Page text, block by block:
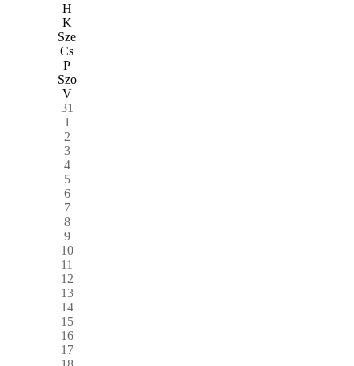
H
K
Sze
Cs
P
Szo
V
31
1
2
3
4
5
6
7
8
9
10
11
12
13
14
15
16
17